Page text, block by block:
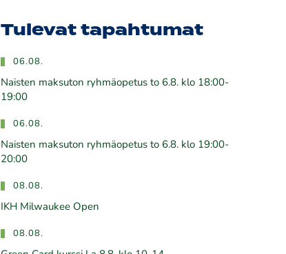
Tulevat tapahtumat
06.08.
Naisten maksuton ryhmäopetus to 6.8. klo 18:00-
19:00
06.08.
Naisten maksuton ryhmäopetus to 6.8. klo 19:00-
20:00
08.08.
IKH Milwaukee Open
08.08.